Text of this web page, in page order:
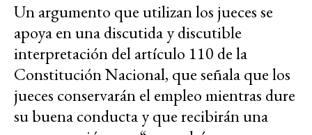
Un argumento que utilizan los jueces se
apoya en una discutida y discutible
interpretación del artículo 110 de la
Constitución Nacional, que señala que los
jueces conservarán el empleo mientras dure
su buena conducta y que recibirán una